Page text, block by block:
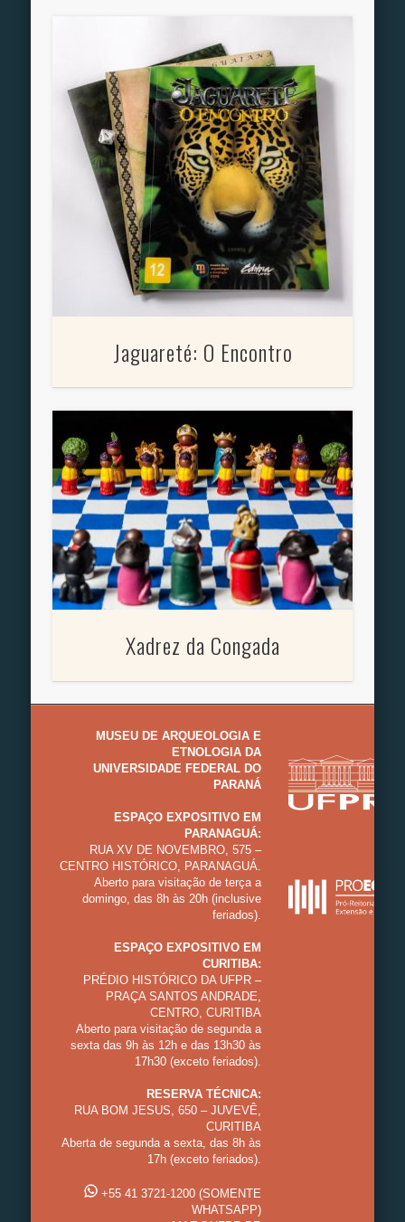
Jaguareté: O Encontro
Xadrez da Congada
MUSEU DE ARQUEOLOGIA E
ETNOLOGIA DA
UNIVERSIDADE FEDERAL DO
PARANÁ
ESPAÇO EXPOSITIVO EM
PARANAGUÁ:
RUA XV DE NOVEMBRO, 575 –
CENTRO HISTÓRICO, PARANAGUÁ.
Aberto para visitação de terça a
domingo, das 8h às 20h (inclusive
feriados).
ESPAÇO EXPOSITIVO EM
CURITIBA:
PRÉDIO HISTÓRICO DA UFPR –
PRAÇA SANTOS ANDRADE,
CENTRO, CURITIBA
Aberto para visitação de segunda a
sexta das 9h às 12h e das 13h30 às
17h30 (exceto feriados).
RESERVA TÉCNICA:
RUA BOM JESUS, 650 – JUVEVÊ,
CURITIBA
Aberta de segunda a sexta, das 8h às
17h (exceto feriados).
+55 41 3721-1200 (SOMENTE
WHATSAPP)